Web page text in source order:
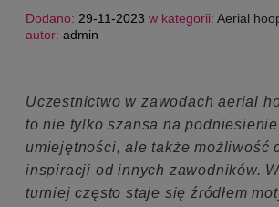
Porady aerialowe (39)
Porady treningowe
Dla dzieci
Dodano: 29-11-2023 w kategorii: Aerial
autor: admin
Uczestnictwo w zawodach aerial
to nie tylko szansa na podniesienie
umiejętności, ale także możliwość
inspiracji od innych zawodników.
turniej często staje się źródłem